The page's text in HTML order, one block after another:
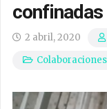
2 abril, 2020
Colaboraciones